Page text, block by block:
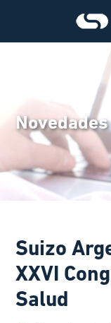
Novedades
Suizo
XXVI
Salud